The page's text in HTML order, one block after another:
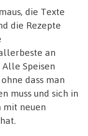
die Texte
die Rezepte
an
Speisen
dass man
muss und sich in
mit neuen